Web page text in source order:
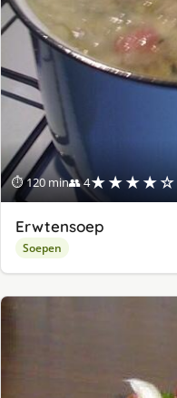
⏱ 120 min👥 4★★★★☆
Erwtensoep
Soepen